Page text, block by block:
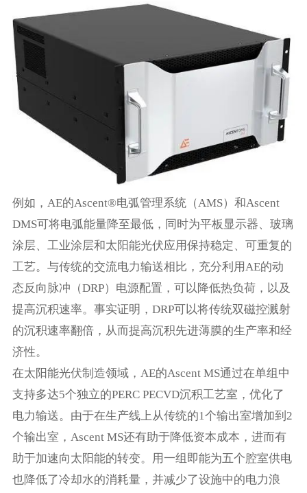
例如，AE的Ascent®电弧管理系统（AMS）和Ascent
DMS可将电弧能量降至最低，同时为平板显示器、玻璃
涂层、工业涂层和太阳能光伏应用保持稳定、可重复的
工艺。与传统的交流电力输送相比，充分利用AE的动
态反向脉冲（DRP）电源配置，可以降低热负荷，以及
提高沉积速率。事实证明，DRP可以将传统双磁控溅射
的沉积速率翻倍，从而提高沉积先进薄膜的生产率和经
济性。
在太阳能光伏制造领域，AE的Ascent MS通过在单组中
支持多达5个独立的PERC PECVD沉积工艺室，优化了
电力输送。由于在生产线上从传统的1个输出室增加到2
个输出室，Ascent MS还有助于降低资本成本，进而有
助于加速向太阳能的转变。用一组即能为五个腔室供电
也降低了冷却水的消耗量，并减少了设施中的电力浪